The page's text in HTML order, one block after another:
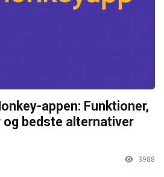
appen: Funktioner,
og bedste alternativer
3988